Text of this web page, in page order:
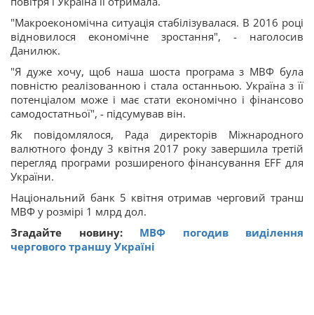
"Макроекономічна ситуація стабілізувалася. В 2016 році
відновилося економічне зростання", - наголосив
Данилюк.
"Я дуже хочу, щоб наша шоста програма з МВФ була
повністю реалізованною і стала останньою. Україна з її
потенціалом може і має стати економічно і фінансово
самодостатньої", - підсумував він.
Як повідомлялося, Рада директорів Міжнародного
валютного фонду 3 квітня 2017 року завершила третій
перегляд програми розширеного фінансування EFF для
України.
Національний банк 5 квітня отримав черговий транш
МВФ у розмірі 1 млрд дол.
Згадайте новину: МВФ погодив виділення
чергового траншу Україні